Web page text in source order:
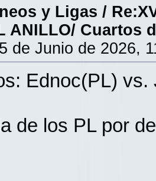
y Ligas /
ANILLO/ Cuartos
de Junio de 2026,
Ednoc(PL) vs.
de los PL por